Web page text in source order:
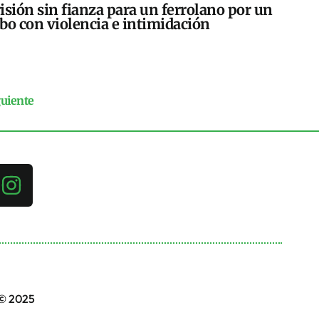
sin fianza para un ferrolano por un
con violencia e intimidación
2025